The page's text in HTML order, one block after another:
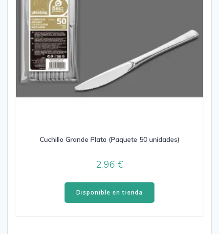
Cuchillo Grande Plata (Paquete 50 unidades)
2,96€
Disponible en tienda